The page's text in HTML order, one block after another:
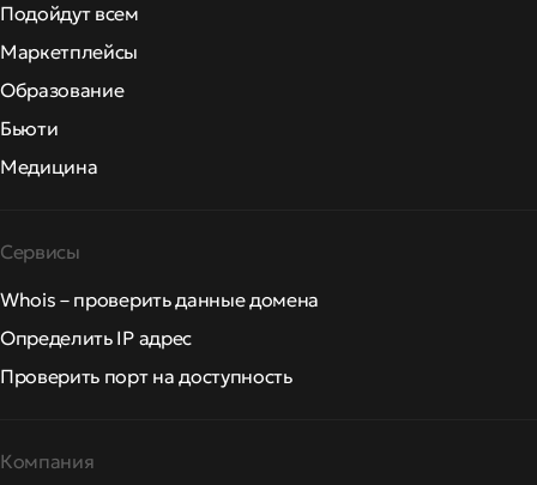
Подойдут всем
Маркетплейсы
Образование
Бьюти
Медицина
Сервисы
Whois – проверить данные домена
Определить IP адрес
Проверить порт на доступность
Компания